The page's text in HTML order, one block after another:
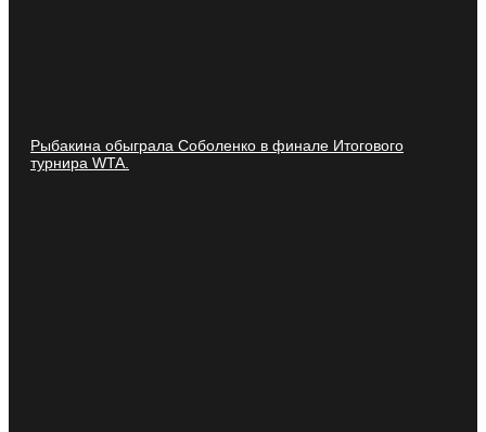
Рыбакина обыграла Соболенко в финале Итогового
турнира WTA.